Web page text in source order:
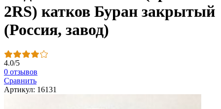
2RS) катков Буран закрытый
(Россия, завод)
4.0/5
0 отзывов
Сравнить
Артикул: 16131